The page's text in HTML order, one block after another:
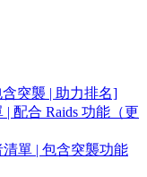
突襲 | 助力排名]
配合 Raids 功能（更
單 | 包含突襲功能